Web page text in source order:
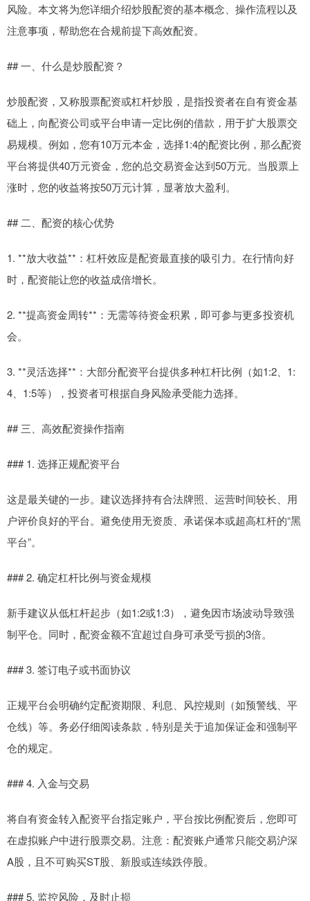
风险。本文将为您详细介绍炒股配资的基本概念、操作流程以及
注意事项，帮助您在合规前提下高效配资。
## 一、什么是炒股配资？
炒股配资，又称股票配资或杠杆炒股，是指投资者在自有资金基
础上，向配资公司或平台申请一定比例的借款，用于扩大股票交
易规模。例如，您有10万元本金，选择1:4的配资比例，那么配资
平台将提供40万元资金，您的总交易资金达到50万元。当股票上
涨时，您的收益将按50万元计算，显著放大盈利。
## 二、配资的核心优势
1. **放大收益**：杠杆效应是配资最直接的吸引力。在行情向好
时，配资能让您的收益成倍增长。
2. **提高资金周转**：无需等待资金积累，即可参与更多投资机
会。
3. **灵活选择**：大部分配资平台提供多种杠杆比例（如1:2、1:
4、1:5等），投资者可根据自身风险承受能力选择。
## 三、高效配资操作指南
### 1. 选择正规配资平台
这是最关键的一步。建议选择持有合法牌照、运营时间较长、用
户评价良好的平台。避免使用无资质、承诺保本或超高杠杆的“黑
平台”。
### 2. 确定杠杆比例与资金规模
新手建议从低杠杆起步（如1:2或1:3），避免因市场波动导致强
制平仓。同时，配资金额不宜超过自身可承受亏损的3倍。
### 3. 签订电子或书面协议
正规平台会明确约定配资期限、利息、风控规则（如预警线、平
仓线）等。务必仔细阅读条款，特别是关于追加保证金和强制平
仓的规定。
### 4. 入金与交易
将自有资金转入配资平台指定账户，平台按比例配资后，您即可
在虚拟账户中进行股票交易。注意：配资账户通常只能交易沪深
A股，且不可购买ST股、新股或连续跌停股。
### 5. 监控风险，及时止损